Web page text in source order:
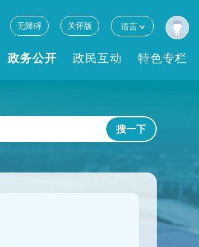
无障碍 关怀版 语言
政务公开 政民互动 特色专栏
搜一下